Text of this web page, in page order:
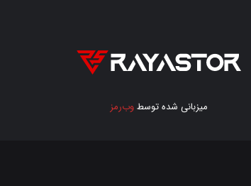
میزبانی شده توسطوب‌رمز